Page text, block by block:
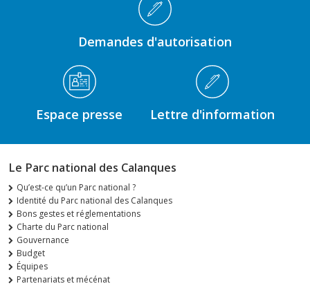
Demandes d'autorisation
Espace presse Lettre d'information
Le Parc national des Calanques
Qu’est-ce qu’un Parc national ?
Identité du Parc national des Calanques
Bons gestes et réglementations
Charte du Parc national
Gouvernance
Budget
Équipes
Partenariats et mécénat